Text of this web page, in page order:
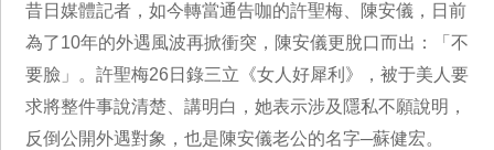
昔日媒體記者，如今轉當通告咖的許聖梅、陳安儀，日前
為了10年的外遇風波再掀衝突，陳安儀更脫口而出：「不
要臉」。許聖梅26日錄三立《女人好犀利》，被于美人要
求將整件事說清楚、講明白，她表示涉及隱私不願說明，
反倒公開外遇對象，也是陳安儀老公的名字─蘇健宏。